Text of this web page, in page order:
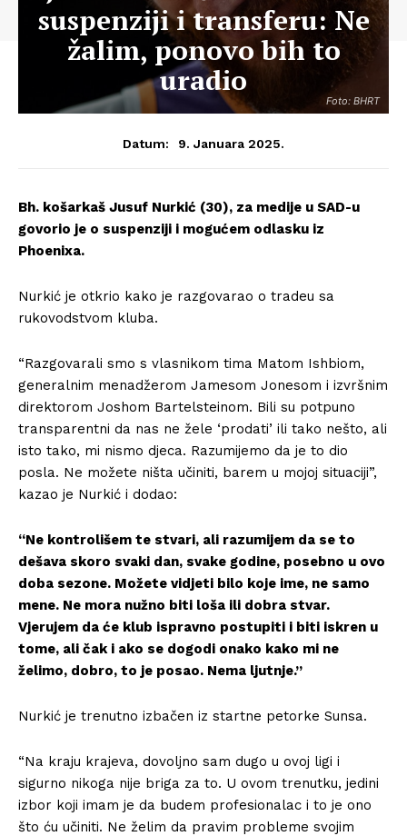
Foto: BHRT
suspenziji i transferu: Ne
žalim, ponovo bih to
uradio
Datum: 9. Januara 2025.
Bh. košarkaš Jusuf Nurkić (30), za medije u SAD-u
govorio je o suspenziji i mogućem odlasku iz
Phoenixa.
Nurkić je otkrio kako je razgovarao o tradeu sa
rukovodstvom kluba.
“Razgovarali smo s vlasnikom tima Matom Ishbiom,
generalnim menadžerom Jamesom Jonesom i izvršnim
direktorom Joshom Bartelsteinom. Bili su potpuno
transparentni da nas ne žele ‘prodati’ ili tako nešto, ali
isto tako, mi nismo djeca. Razumijemo da je to dio
posla. Ne možete ništa učiniti, barem u mojoj situaciji”,
kazao je Nurkić i dodao:
“Ne kontrolišem te stvari, ali razumijem da se to
dešava skoro svaki dan, svake godine, posebno u ovo
doba sezone. Možete vidjeti bilo koje ime, ne samo
mene. Ne mora nužno biti loša ili dobra stvar.
Vjerujem da će klub ispravno postupiti i biti iskren u
tome, ali čak i ako se dogodi onako kako mi ne
želimo, dobro, to je posao. Nema ljutnje.”
Nurkić je trenutno izbačen iz startne petorke Sunsa.
“Na kraju krajeva, dovoljno sam dugo u ovoj ligi i
sigurno nikoga nije briga za to. U ovom trenutku, jedini
izbor koji imam je da budem profesionalac i to je ono
što ću učiniti. Ne želim da pravim probleme svojim